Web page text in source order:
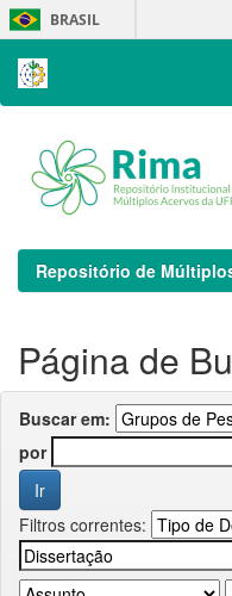
Skip
navigation
BRASIL
Repositório de
Página de
Buscar em:
por
Filtros correntes: